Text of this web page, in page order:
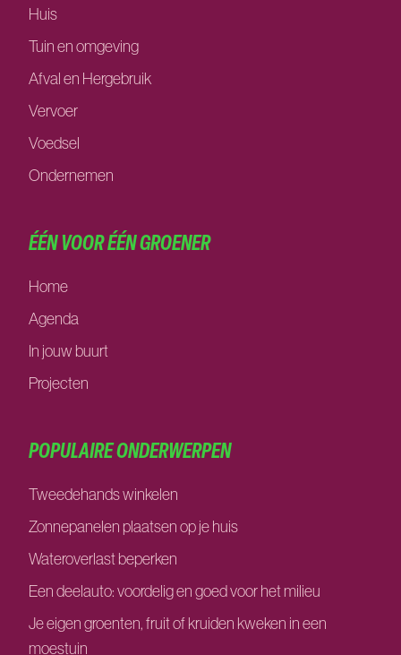
Huis
Tuin en omgeving
Afval en Hergebruik
Vervoer
Voedsel
Ondernemen
ÉÉN VOOR ÉÉN GROENER
Home
Agenda
In jouw buurt
Projecten
POPULAIRE ONDERWERPEN
Tweedehands winkelen
Zonnepanelen plaatsen op je huis
Wateroverlast beperken
Een deelauto: voordelig en goed voor het milieu
Je eigen groenten, fruit of kruiden kweken in een
moestuin